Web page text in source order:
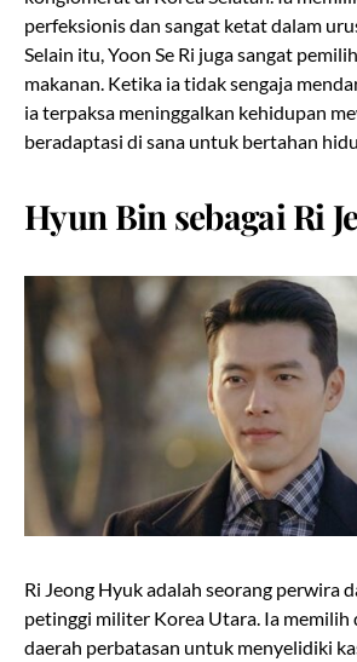
perfeksionis dan sangat ketat dalam
Selain itu, Yoon Se Ri juga sangat
makanan. Ketika ia tidak sengaja
ia terpaksa meninggalkan kehidupan
beradaptasi di sana untuk bertahan
Hyun Bin sebagai Ri
Ri Jeong Hyuk adalah seorang perwira
petinggi militer Korea Utara. Ia memilih
daerah perbatasan untuk menyelidiki